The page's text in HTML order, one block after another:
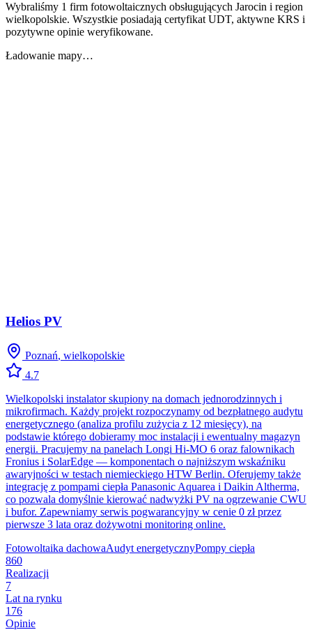
Wybraliśmy 1 firm fotowoltaicznych obsługujących Jarocin i region
wielkopolskie. Wszystkie posiadają certyfikat UDT, aktywne KRS i
pozytywne opinie weryfikowane.
Ładowanie mapy…
Helios PV
Poznań, wielkopolskie
4.7
Wielkopolski instalator skupiony na domach jednorodzinnych i
mikrofirmach. Każdy projekt rozpoczynamy od bezpłatnego audytu
energetycznego (analiza profilu zużycia z 12 miesięcy), na
podstawie którego dobieramy moc instalacji i ewentualny magazyn
energii. Pracujemy na panelach Longi Hi-MO 6 oraz falownikach
Fronius i SolarEdge — komponentach o najniższym wskaźniku
awaryjności w testach niemieckiego HTW Berlin. Oferujemy także
integrację z pompami ciepła Panasonic Aquarea i Daikin Altherma,
co pozwala domyślnie kierować nadwyżki PV na ogrzewanie CWU
i bufor. Zapewniamy serwis pogwarancyjny w cenie 0 zł przez
pierwsze 3 lata oraz dożywotni monitoring online.
Fotowoltaika dachowaAudyt energetycznyPompy ciepła
860
Realizacji
7
Lat na rynku
176
Opinie